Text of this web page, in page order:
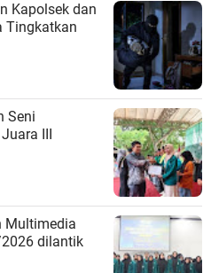
Kapolsek dan
Tingkatkan
Seni
III
Multimedia
2026 dilantik